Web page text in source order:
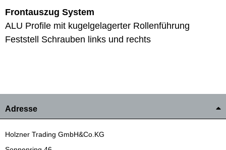
Frontauszug System
ALU Profile mit kugelgelagerter Rollenführung
Feststell Schrauben links und rechts
Adresse
Holzner Trading GmbH&Co.KG